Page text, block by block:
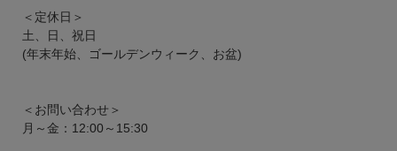
＜定休日＞
土、日、祝日
(年末年始、ゴールデンウィーク、お盆)
＜お問い合わせ＞
月～金：12:00～15:30